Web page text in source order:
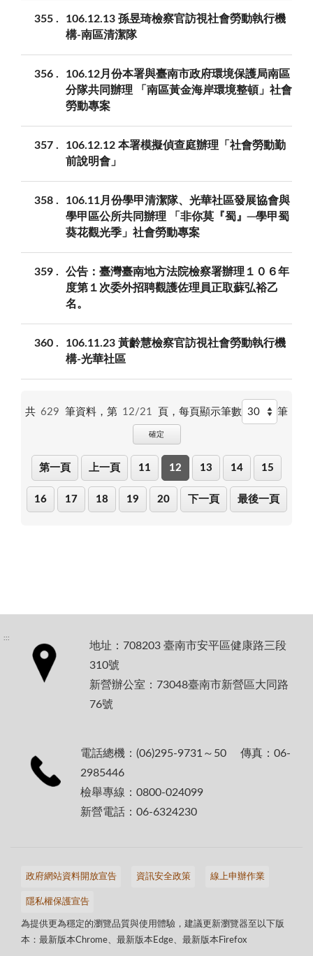
355
106.12.13 孫昱琦檢察官訪視社會勞動執行機
構-南區清潔隊
356
106.12月份本署與臺南市政府環境保護局南區
分隊共同辦理 「南區黃金海岸環境整頓」社會
勞動專案
357
106.12.12 本署模擬偵查庭辦理「社會勞動勤
前說明會」
358
106.11月份學甲清潔隊、光華社區發展協會與
學甲區公所共同辦理 「非你莫『蜀』─學甲蜀
葵花觀光季」社會勞動專案
359
公告：臺灣臺南地方法院檢察署辦理１０６年
度第１次委外招聘觀護佐理員正取蘇弘裕乙
名。
360
106.11.23 黃齡慧檢察官訪視社會勞動執行機
構-光華社區
共 629 筆資料，第 12/21 頁， 每頁顯示筆數 筆
確定
第一頁 上一頁 11 12 13 14 15
16 17 18 19 20 下一頁 最後一頁
:::
地址：708203 臺南市安平區健康路三段
310號
新營辦公室：73048臺南市新營區大同路
76號
電話總機：(06)295-9731～50 傳真：06-
2985446
檢舉專線：0800-024099
新營電話：06-6324230
政府網站資料開放宣告 資訊安全政策 線上申辦作業
隱私權保護宣告
為提供更為穩定的瀏覽品質與使用體驗，建議更新瀏覽器至以下版
本：最新版本Chrome、最新版本Edge、最新版本Firefox